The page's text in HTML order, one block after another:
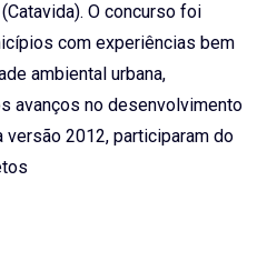
O concurso foi
com experiências bem
ambiental urbana,
avanços no desenvolvimento
2012, participaram do